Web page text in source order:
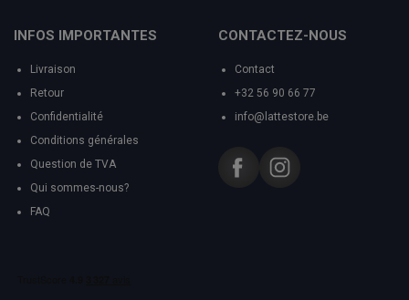
INFOS IMPORTANTES
Livraison
Retour
Confidentialité
Conditions générales
Question de TVA
Qui sommes-nous?
FAQ
CONTACTEZ-NOUS
Contact
+32 56 90 66 77
info@lattestore.be